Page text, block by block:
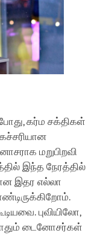
கர்ம சக்திகள்
மறுபிறவி
இந்த நேரத்தில்
இதர எல்லா
புவியிலோ,
டைனோசர்கள்